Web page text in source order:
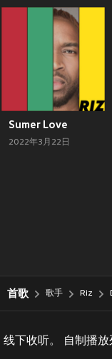
Sumer Love
2022年3月22日
首歌 歌手 Riz
线下收听。 自制播放